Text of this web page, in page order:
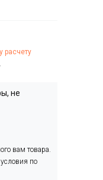
расчету
не
вам товара.
по